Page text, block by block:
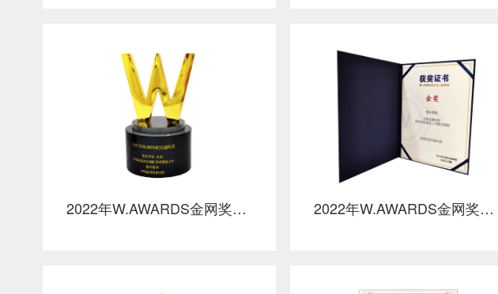
2022年W.AWARDS金网奖整合营销金领冠塞纳牧顶配有机新品上市整合营销金奖奖杯 2022年W.AWARDS金网奖整合营销金领冠塞纳牧顶配有机新品上市整合营销金奖